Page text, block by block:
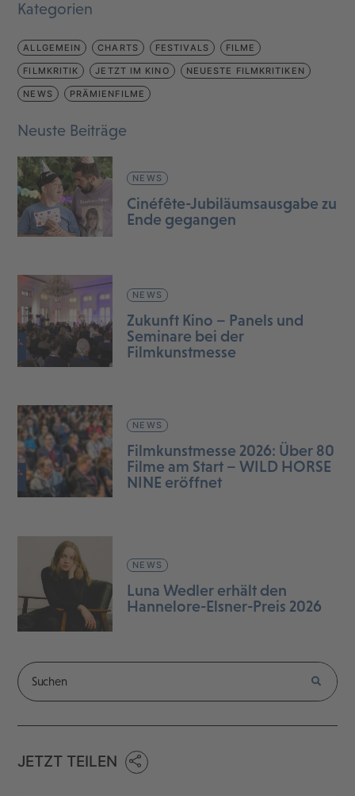
Kategorien
ALLGEMEIN CHARTS FESTIVALS FILME
FILMKRITIK JETZT IM KINO NEUESTE FILMKRITIKEN
NEWS PRÄMIENFILME
Neuste Beiträge
NEWS
Cinéfête-Jubiläumsausgabe zu
Ende gegangen
NEWS
Zukunft Kino – Panels und
Seminare bei der
Filmkunstmesse
NEWS
Filmkunstmesse 2026: Über 80
Filme am Start – WILD HORSE
NINE eröffnet
NEWS
Luna Wedler erhält den
Hannelore-Elsner-Preis 2026
JETZT TEILEN